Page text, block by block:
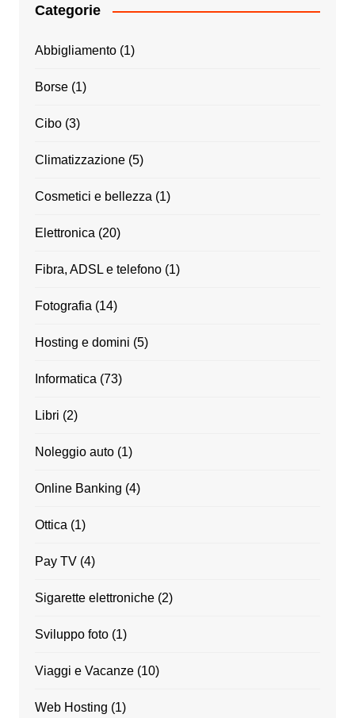
Categorie
Abbigliamento(1)
Borse(1)
Cibo(3)
Climatizzazione(5)
Cosmetici e bellezza (1)
Elettronica (20)
Fibra, ADSL e telefono(1)
Fotografia (14)
Hosting e domini (5)
Informatica (73)
Libri (2)
Noleggio auto(1)
Online Banking (4)
Ottica (1)
Pay TV(4)
Sigarette elettroniche(2)
Sviluppo foto(1)
Viaggi e Vacanze(10)
Web Hosting (1)